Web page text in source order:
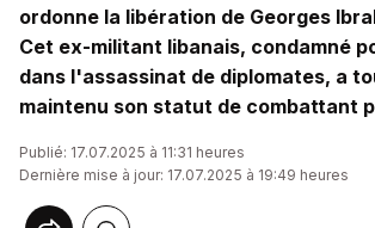
ordonne la libération de Georges
Cet ex-militant libanais, condamné
dans l'assassinat de diplomates, a
maintenu son statut de combattant
Publié: 17.07.2025 à 11:31 heures
Dernière mise à jour: 17.07.2025 à 19:49 heures